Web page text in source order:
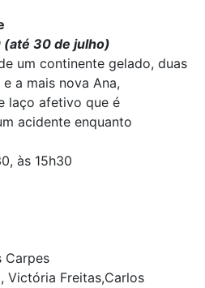
(até 30 de julho)
um continente gelado, duas
a mais nova Ana,
laço afetivo que é
acidente enquanto
às 15h30
Carpes
Victória Freitas,Carlos